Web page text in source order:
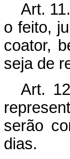
Art.
o feito,
coator,
seja de
Art.
serão
dias.